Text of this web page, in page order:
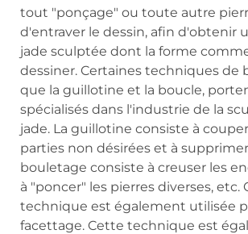
tout "ponçage" ou toute autre
d'entraver le dessin, afin d'obtenir
jade sculptée dont la forme
dessiner. Certaines techniques de
que la guillotine et la boucle,
spécialisés dans l'industrie de la
jade. La guillotine consiste à
parties non désirées et à
bouletage consiste à creuser les
à "poncer" les pierres diverses, etc.
technique est également utilisée
facettage. Cette technique est